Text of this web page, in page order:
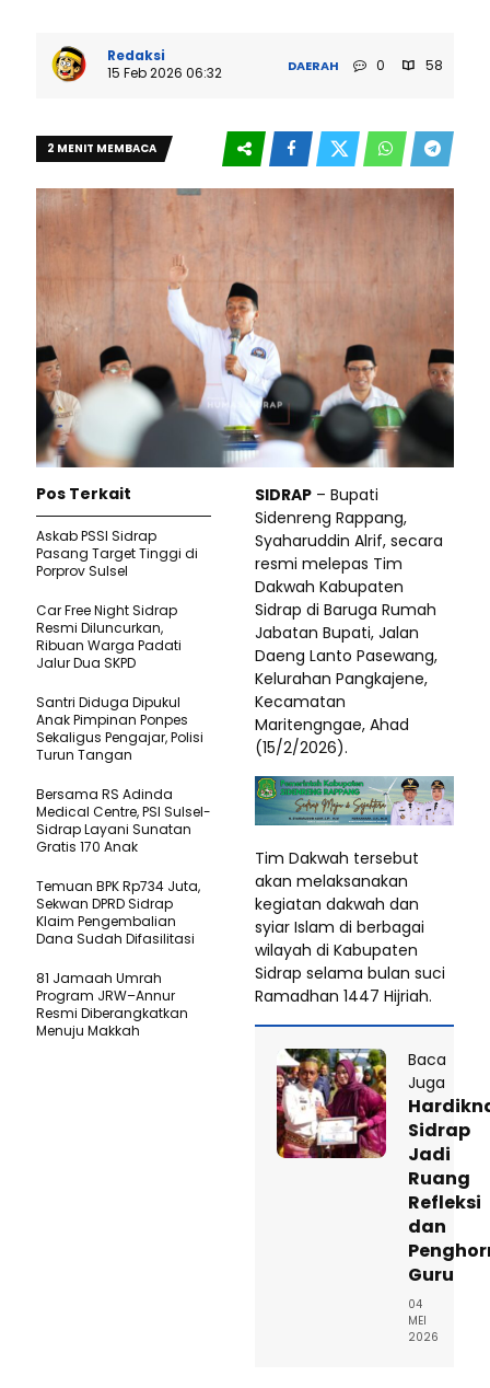
Redaksi
15 Feb 2026 06:32
DAERAH 0 58
2 MENIT MEMBACA
SIDRAP – Bupati
Sidenreng Rappang,
Syaharuddin Alrif, secara
resmi melepas Tim
Dakwah Kabupaten
Sidrap di Baruga Rumah
Jabatan Bupati, Jalan
Daeng Lanto Pasewang,
Kelurahan Pangkajene,
Kecamatan
Maritengngae, Ahad
(15/2/2026).
Tim Dakwah tersebut
akan melaksanakan
kegiatan dakwah dan
syiar Islam di berbagai
wilayah di Kabupaten
Sidrap selama bulan suci
Ramadhan 1447 Hijriah.
Baca
Juga
Sidrap
Jadi
Ruang
Refleksi
dan
Guru
04
MEI
2026
Pos Terkait
Askab PSSI Sidrap
Pasang Target Tinggi di
Porprov Sulsel
Car Free Night Sidrap
Resmi Diluncurkan,
Ribuan Warga Padati
Jalur Dua SKPD
Santri Diduga Dipukul
Anak Pimpinan Ponpes
Sekaligus Pengajar, Polisi
Turun Tangan
Bersama RS Adinda
Medical Centre, PSI Sulsel-
Sidrap Layani Sunatan
Gratis 170 Anak
Temuan BPK Rp734 Juta,
Sekwan DPRD Sidrap
Klaim Pengembalian
Dana Sudah Difasilitasi
81 Jamaah Umrah
Program JRW–Annur
Resmi Diberangkatkan
Menuju Makkah